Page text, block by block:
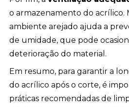
o armazenamento do acrílico.
ambiente arejado ajuda a
de umidade, que pode
deterioração do material.
Em resumo, para garantir a
do acrílico após o corte, é
práticas recomendadas de